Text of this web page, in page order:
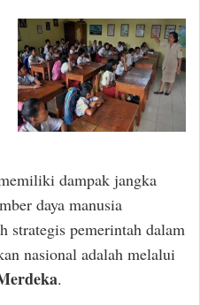
i
o
dampak jangka
daya manusia
strategis pemerintah dalam
nasional adalah melalui
.